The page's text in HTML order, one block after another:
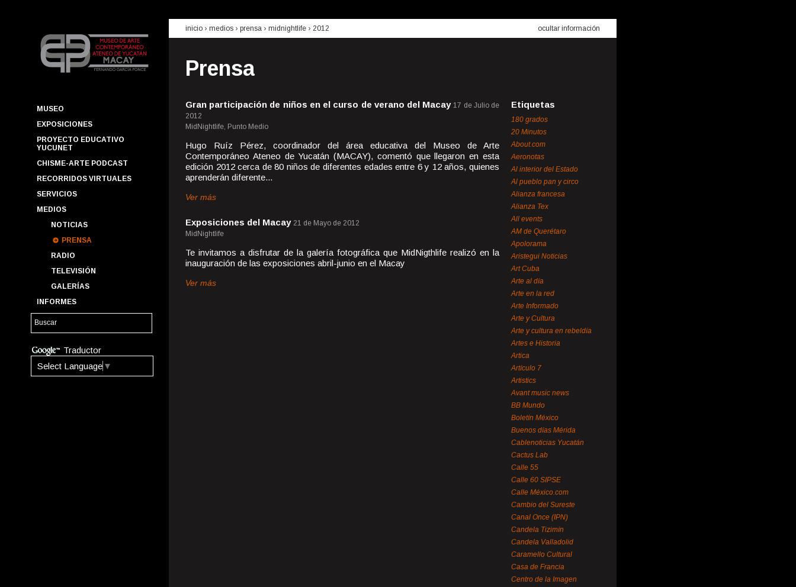
MUSEO
EXPOSICIONES
PROYECTO EDUCATIVO
YUCUNET
CHISME-ARTE PODCAST
RECORRIDOS VIRTUALES
SERVICIOS
MEDIOS
NOTICIAS
PRENSA
RADIO
TELEVISIÓN
GALERÍAS
INFORMES
Traductor
Select Language ▼
inicio › medios › prensa › midnightlife › 2012 ocultar información
Prensa
Gran participación de niños en el curso de verano del Macay 17 de Julio de
2012
MidNightlife, Punto Medio
Hugo Ruíz Pérez, coordinador del área educativa del Museo de Arte
Contemporáneo Ateneo de Yucatán (MACAY), comentó que llegaron en esta
edición 2012 cerca de 80 niños de diferentes edades entre 6 y 12 años, quienes
aprenderán diferente...
Ver más
Exposiciones del Macay 21 de Mayo de 2012
MidNightlife
Te invitamos a disfrutar de la galería fotográfica que MidNigthlife realizó en la
inauguración de las exposiciones abril-junio en el Macay
Ver más
Etiquetas
180 grados
20 Minutos
About.com
Aeronotas
Al interior del Estado
Al pueblo pan y circo
Alianza francesa
Alianza Tex
All events
AM de Querétaro
Apolorama
Aristegui Noticias
Art Cuba
Arte al día
Arte en la red
Arte Informado
Arte y Cultura
Arte y cultura en rebeldía
Artes e Historia
Artica
Artículo 7
Artistics
Avant music news
BB Mundo
Boletín México
Buenos días Mérida
Cablenoticias Yucatán
Cactus Lab
Calle 55
Calle 60 SIPSE
Calle México.com
Cambio del Sureste
Canal Once (IPN)
Candela Tizimín
Candela Valladolid
Caramello Cultural
Casa de Francia
Centro de la Imagen